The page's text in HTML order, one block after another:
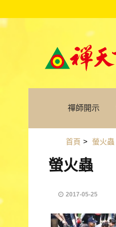
禪師開示
首頁 > 螢火蟲
螢火蟲
2017-05-25